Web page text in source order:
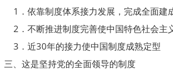
1．依靠制度体系接力发展，完成全面建
2．不断推进制度完善使中国特色社会主
3．近30年的接力使中国制度成熟定型
三、这是坚持党的全面领导的制度